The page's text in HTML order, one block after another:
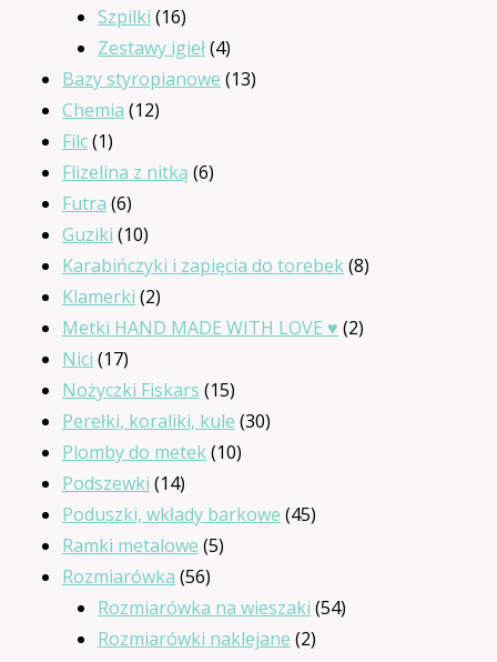
Szpilki 1616
produktów
Zestawy igieł 44
produkty
Bazy styropianowe 1313
Chemia 1212
Filc 11
produkt
Flizelina z nitką 66
Futra 66
produktów
Guziki 1010
produktów
Karabińczyki i zapięcia do torebek 88
Klamerki 22
produkty
Metki HAND MADE WITH LOVE ♥ 22
Nici 1717
produktów
Nożyczki Fiskars 1515
produktów
Perełki, koraliki, kule 3030
Plomby do metek 1010
Podszewki 1414
produktów
Poduszki, wkłady barkowe 4545
Ramki metalowe 55
Rozmiarówka 5656
produktów
Rozmiarówka na wieszaki 5454
Rozmiarówki naklejane 22